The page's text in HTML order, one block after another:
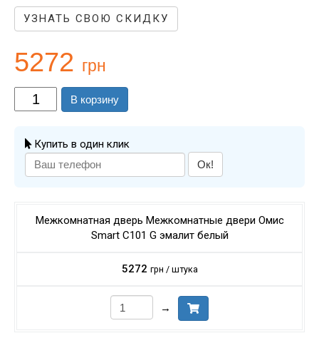
УЗНАТЬ СВОЮ СКИДКУ
5272 грн
В корзину
Купить в один клик
Ок!
Межкомнатная дверь Межкомнатные двери Омис
Smart C101 G эмалит белый
5272 грн / штука
→